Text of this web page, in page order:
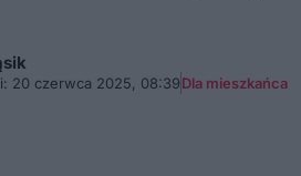
20 czerwca 2025, 08:39Dla mieszkańca